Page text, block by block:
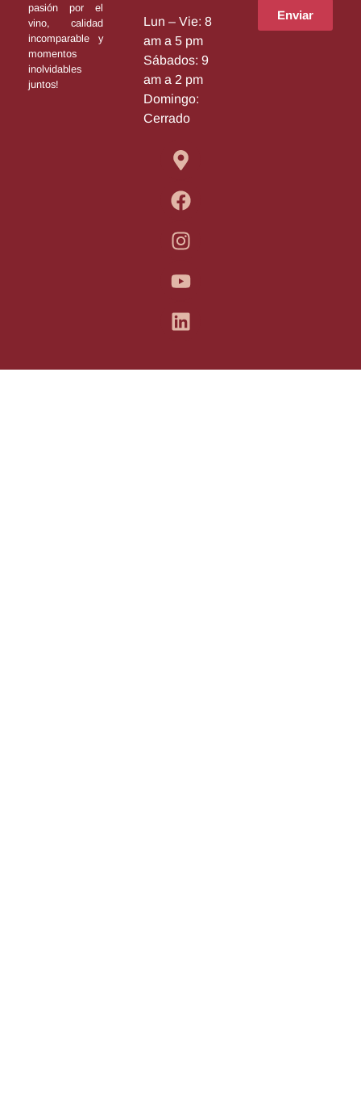
pasión por el
vino, calidad
incomparable y
momentos
inolvidables
juntos!
Lun – Vie: 8
am a 5 pm
Sábados: 9
am a 2 pm
Domingo:
Cerrado
Enviar